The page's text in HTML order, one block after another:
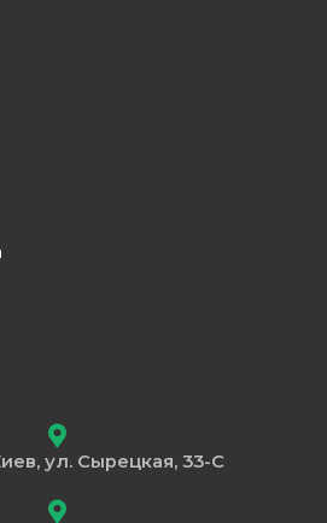
ул. Сырецкая, 33-С